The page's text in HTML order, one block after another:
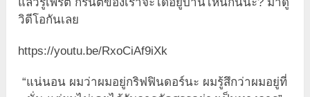
วิดีโอกันเลย
https://youtu.be/RxoCiAf9iXk
“แน่นอน ผมว่าผมอยู่กริฟฟินดอร์นะ ผมรู้สึกว่าผมอยู่ที่